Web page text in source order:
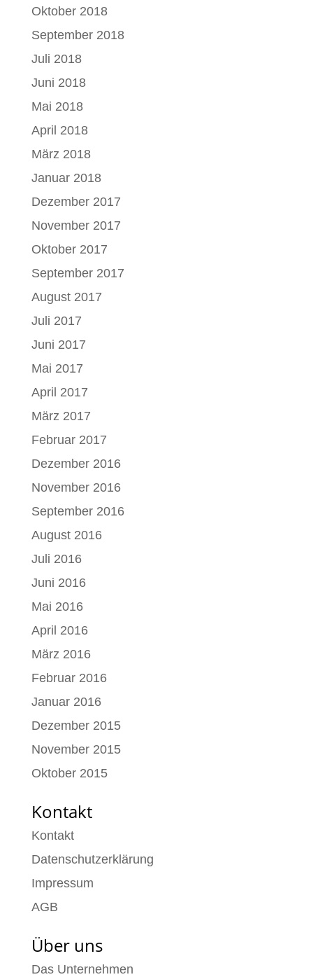
Oktober 2018
September 2018
Juli 2018
Juni 2018
Mai 2018
April 2018
März 2018
Januar 2018
Dezember 2017
November 2017
Oktober 2017
September 2017
August 2017
Juli 2017
Juni 2017
Mai 2017
April 2017
März 2017
Februar 2017
Dezember 2016
November 2016
September 2016
August 2016
Juli 2016
Juni 2016
Mai 2016
April 2016
März 2016
Februar 2016
Januar 2016
Dezember 2015
November 2015
Oktober 2015
Kontakt
Kontakt
Datenschutzerklärung
Impressum
AGB
Über uns
Das Unternehmen